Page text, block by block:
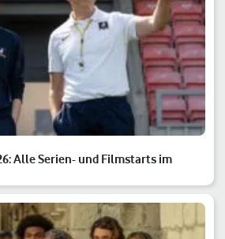
Alle Serien- und Filmstarts im